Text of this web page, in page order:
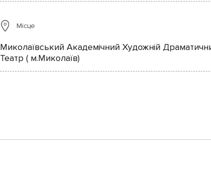
Місце
Миколаївський Академічний Художній
Театр ( м.Миколаїв)